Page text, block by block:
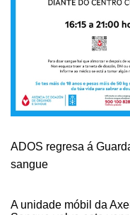
ADOS regresa á
sangue
A unidade móbil da